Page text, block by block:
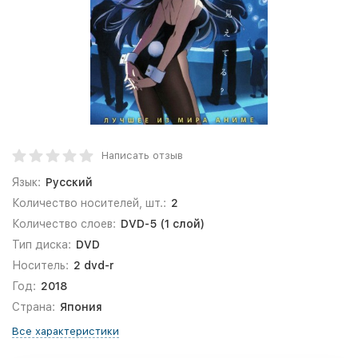
Написать отзыв
Язык: Русский
Количество носителей, шт.: 2
Количество слоев: DVD-5 (1 слой)
Тип диска: DVD
Носитель: 2 dvd-r
Год: 2018
Страна: Япония
Все характеристики